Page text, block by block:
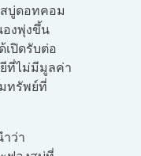
บู่ดอทคอม
องพุ่งขึ้น
ปิดรับต่อ
ที่ไม่มีมูลค่า
ทรัพย์ที่
ว่า